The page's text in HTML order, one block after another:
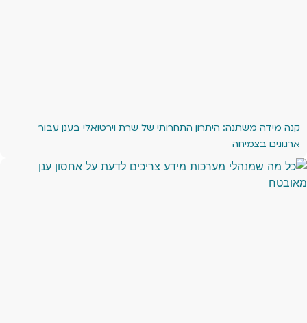
קנה מידה משתנה: היתרון התחרותי של שרת וירטואלי בענן עבור
ארגונים בצמיחה